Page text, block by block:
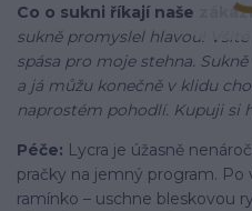
Co o sukni říkají naše
sukně promyslel hlavou!
spása pro moje stehna.
a já můžu konečně v klidu
naprostém pohodlí. Kupuji si
Péče: Lycra je úžasně
pračky na jemný program. Po
ramínko – uschne bleskovou